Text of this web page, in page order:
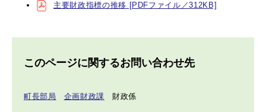
主要財政指標の推移 [PDFファイル／312KB]
このページに関するお問い合わせ先
町長部局 企画財政課 財政係